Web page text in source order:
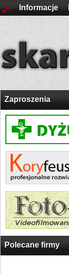
Informacje
Zaproszenia
Polecane firmy